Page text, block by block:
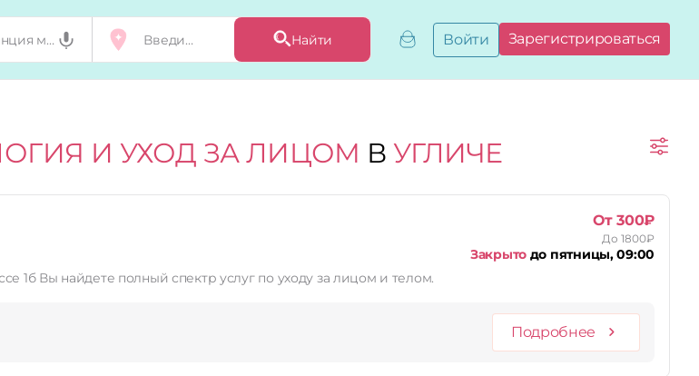
Найти
Добавить,
бизнес
Запросы
Войти Зарегистрироваться
И УХОД ЗА ЛИЦОМ ВУГЛИЧЕ
От 300₽
До 1800₽
Закрыто до пятницы, 09:00
1б Вы найдете полный спектр услуг по уходу за лицом и телом.
Подробнее